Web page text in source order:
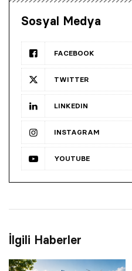
Sosyal Medya
FACEBOOK
TWITTER
LINKEDIN
INSTAGRAM
YOUTUBE
İlgili Haberler